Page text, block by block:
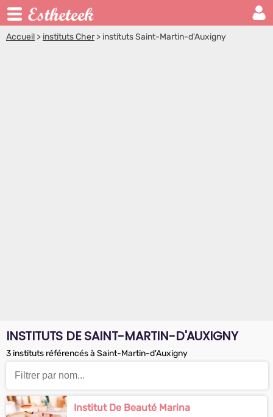
Accueil > instituts Cher > instituts Saint-Martin-d'Auxigny
INSTITUTS DE SAINT-MARTIN-D'AUXIGNY
3 instituts référencés à Saint-Martin-d'Auxigny
Institut De Beauté Marina